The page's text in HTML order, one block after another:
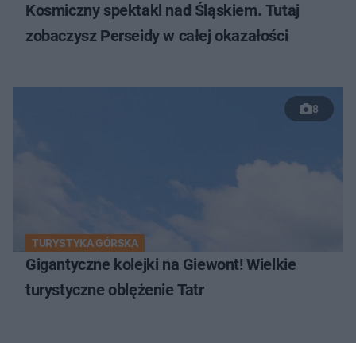
Kosmiczny spektakl nad Śląskiem. Tutaj
zobaczysz Perseidy w całej okazałości
8
TURYSTYKA GÓRSKA
Gigantyczne kolejki na Giewont! Wielkie
turystyczne oblężenie Tatr